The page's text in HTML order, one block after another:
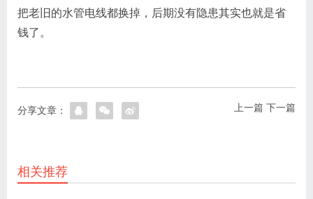
把老旧的水管电线都换掉，后期没有隐患其实也就是省
钱了。
上一篇 下一篇
分享文章：
相关推荐